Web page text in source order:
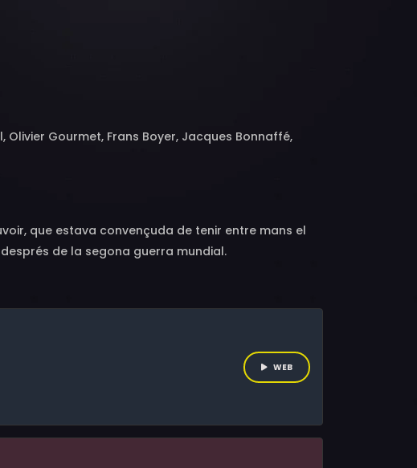
Olivier Gourmet, Frans Boyer, Jacques Bonnaffé,
Nicole Colchat, Fabrizio Rongione, Erwan Creignou,
Kéruzoré, Sylvie Jobert, Thierry Nenez, Marie-Aline
de Nesles, Isabelle Sprung, Claudine Acs, Pierre
que estava convençuda de tenir entre mans el
de la segona guerra mundial.
WEB